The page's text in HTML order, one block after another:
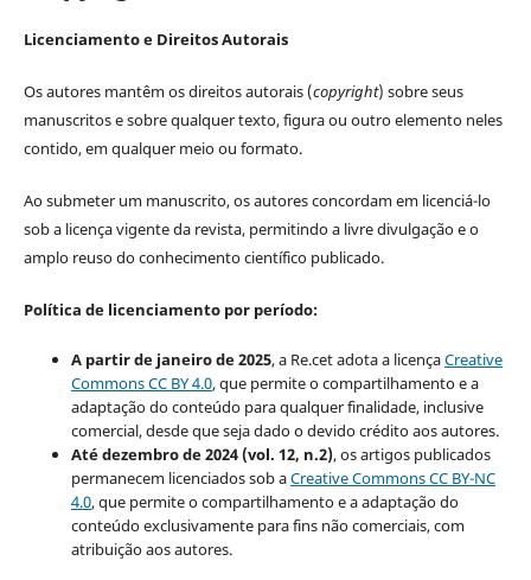
Licenciamento e Direitos Autorais
Os autores mantêm os direitos autorais (copyright) sobre seus
manuscritos e sobre qualquer texto, figura ou outro elemento neles
contido, em qualquer meio ou formato.
Ao submeter um manuscrito, os autores concordam em licenciá-lo
sob a licença vigente da revista, permitindo a livre divulgação e o
amplo reuso do conhecimento científico publicado.
Política de licenciamento por período:
A partir de janeiro de 2025, a Re.cet adota a licençaCreative
Commons CC BY 4.0, que permite o compartilhamento e a
adaptação do conteúdo para qualquer finalidade, inclusive
comercial, desde que seja dado o devido crédito aos autores.
Até dezembro de 2024 (vol. 12, n.2), os artigos publicados
permanecem licenciados sob aCreative Commons CC BY-NC
4.0, que permite o compartilhamento e a adaptação do
conteúdo exclusivamente para fins não comerciais, com
atribuição aos autores.